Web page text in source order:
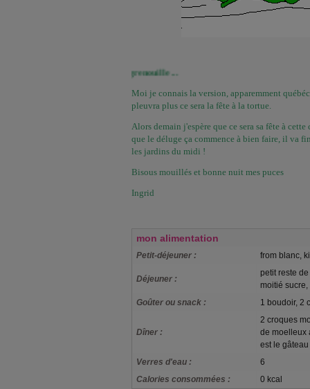
... c'est la fête à la grenouille ...
Moi je connais la version, apparemment
pleuvra plus ce sera la fête à la tortue.
Alors demain j'espère que ce sera sa fête à
que le déluge ça commence à bien faire, il va
les jardins du midi !
Bisous mouillés et bonne nuit mes puces
Ingrid
mon alimentation
Petit-déjeuner : from blanc,
Déjeuner :
petit reste
moitié
Goûter ou snack :
1 boudoir, 2
Dîner :
2 croques
de moelleux
est le
Verres d'eau :
6
Calories consommées :
0 kcal